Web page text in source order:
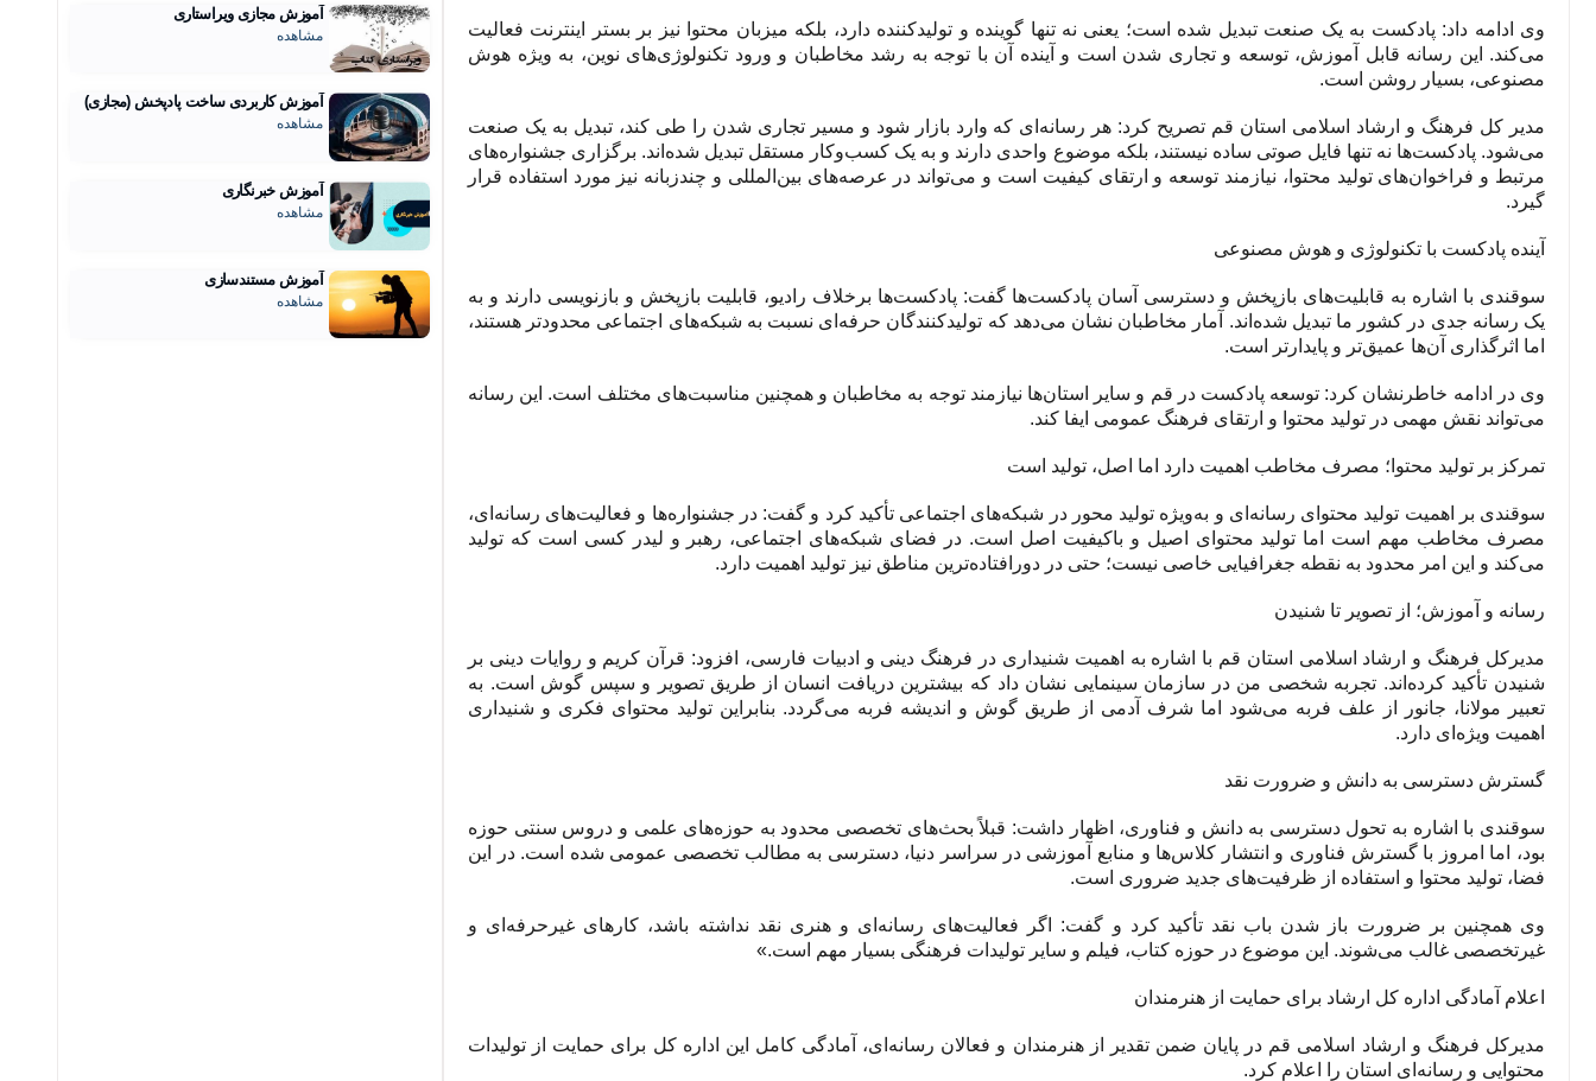
وی ادامه داد: پادکست به یک صنعت تبدیل شده است؛ یعنی نه تنها گوینده و تولیدکننده دارد، بلکه میزبان محتوا نیز بر بستر اینترنت فعالیت
می‌کند. این رسانه قابل آموزش، توسعه و تجاری شدن است و آینده آن با توجه به رشد مخاطبان و ورود تکنولوژی‌های نوین، به ویژه هوش
مصنوعی، بسیار روشن است.
مدیر کل فرهنگ و ارشاد اسلامی استان قم تصریح کرد: هر رسانه‌ای که وارد بازار شود و مسیر تجاری شدن را طی کند، تبدیل به یک صنعت
می‌شود. پادکست‌ها نه تنها فایل صوتی ساده نیستند، بلکه موضوع واحدی دارند و به یک کسب‌وکار مستقل تبدیل شده‌اند. برگزاری جشنواره‌های
مرتبط و فراخوان‌های تولید محتوا، نیازمند توسعه و ارتقای کیفیت است و می‌تواند در عرصه‌های بین‌المللی و چندزبانه نیز مورد استفاده قرار
گیرد.
آینده پادکست با تکنولوژی و هوش مصنوعی
سوقندی با اشاره به قابلیت‌های بازپخش و دسترسی آسان پادکست‌ها گفت: پادکست‌ها برخلاف رادیو، قابلیت بازپخش و بازنویسی دارند و به
یک رسانه جدی در کشور ما تبدیل شده‌اند. آمار مخاطبان نشان می‌دهد که تولیدکنندگان حرفه‌ای نسبت به شبکه‌های اجتماعی محدودتر هستند،
اما اثرگذاری آن‌ها عمیق‌تر و پایدارتر است.
وی در ادامه خاطرنشان کرد: توسعه پادکست در قم و سایر استان‌ها نیازمند توجه به مخاطبان و همچنین مناسبت‌های مختلف است. این رسانه
می‌تواند نقش مهمی در تولید محتوا و ارتقای فرهنگ عمومی ایفا کند.
تمرکز بر تولید محتوا؛ مصرف مخاطب اهمیت دارد اما اصل، تولید است
سوقندی بر اهمیت تولید محتوای رسانه‌ای و به‌ویژه تولید محور در شبکه‌های اجتماعی تأکید کرد و گفت: در جشنواره‌ها و فعالیت‌های رسانه‌ای،
مصرف مخاطب مهم است اما تولید محتوای اصیل و باکیفیت اصل است. در فضای شبکه‌های اجتماعی، رهبر و لیدر کسی است که تولید
می‌کند و این امر محدود به نقطه جغرافیایی خاصی نیست؛ حتی در دورافتاده‌ترین مناطق نیز تولید اهمیت دارد.
رسانه و آموزش؛ از تصویر تا شنیدن
مدیرکل فرهنگ و ارشاد اسلامی استان قم با اشاره به اهمیت شنیداری در فرهنگ دینی و ادبیات فارسی، افزود: قرآن کریم و روایات دینی بر
شنیدن تأکید کرده‌اند. تجربه شخصی من در سازمان سینمایی نشان داد که بیشترین دریافت انسان از طریق تصویر و سپس گوش است. به
تعبیر مولانا، جانور از علف فربه می‌شود اما شرف آدمی از طریق گوش و اندیشه فربه می‌گردد. بنابراین تولید محتوای فکری و شنیداری
اهمیت ویژه‌ای دارد.
گسترش دسترسی به دانش و ضرورت نقد
سوقندی با اشاره به تحول دسترسی به دانش و فناوری، اظهار داشت: قبلاً بحث‌های تخصصی محدود به حوزه‌های علمی و دروس سنتی حوزه
بود، اما امروز با گسترش فناوری و انتشار کلاس‌ها و منابع آموزشی در سراسر دنیا، دسترسی به مطالب تخصصی عمومی شده است. در این
فضا، تولید محتوا و استفاده از ظرفیت‌های جدید ضروری است.
وی همچنین بر ضرورت باز شدن باب نقد تأکید کرد و گفت: اگر فعالیت‌های رسانه‌ای و هنری نقد نداشته باشد، کارهای غیرحرفه‌ای و
غیرتخصصی غالب می‌شوند. این موضوع در حوزه کتاب، فیلم و سایر تولیدات فرهنگی بسیار مهم است.»
اعلام آمادگی اداره کل ارشاد برای حمایت از هنرمندان
مدیرکل فرهنگ و ارشاد اسلامی قم در پایان ضمن تقدیر از هنرمندان و فعالان رسانه‌ای، آمادگی کامل این اداره کل برای حمایت از تولیدات
محتوایی و رسانه‌ای استان را اعلام کرد.
آموزش مجازی ویراستاری
مشاهده
آموزش کاربردی ساخت پادپخش (مجازی)
مشاهده
آموزش خبرنگاری
مشاهده
آموزش مستندسازی
مشاهده